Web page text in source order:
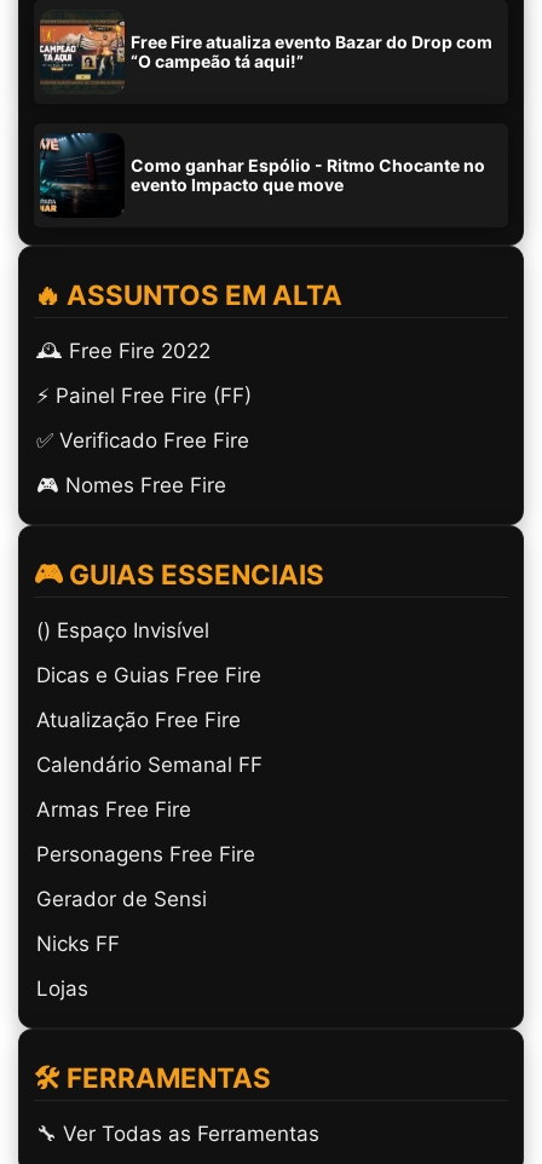
Free Fire atualiza evento Bazar do Drop com
“O campeão tá aqui!”
Como ganhar Espólio - Ritmo Chocante no
evento Impacto que move
🔥 ASSUNTOS EM ALTA
🕰️ Free Fire 2022
⚡ Painel Free Fire (FF)
✅ Verificado Free Fire
🎮 Nomes Free Fire
🎮 GUIAS ESSENCIAIS
(ㅤ) Espaço Invisível
Dicas e Guias Free Fire
Atualização Free Fire
Calendário Semanal FF
Armas Free Fire
Personagens Free Fire
Gerador de Sensi
Nicks FF
Lojas
🛠️ FERRAMENTAS
🔧 Ver Todas as Ferramentas